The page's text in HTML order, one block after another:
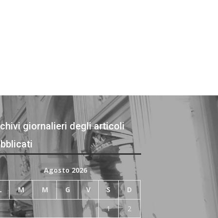
giornalieri degli articoli
Agosto 2026
M M G V S D
1 2